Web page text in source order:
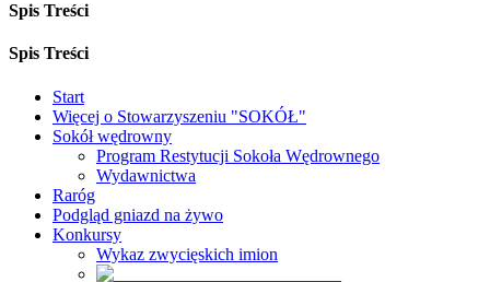
Spis Treści
Spis Treści
Start
Więcej o Stowarzyszeniu "SOKÓŁ"
Sokół wędrowny
Program Restytucji Sokoła Wędrownego
Wydawnictwa
Raróg
Podgląd gniazd na żywo
Konkursy
Wykaz zwycięskich imion